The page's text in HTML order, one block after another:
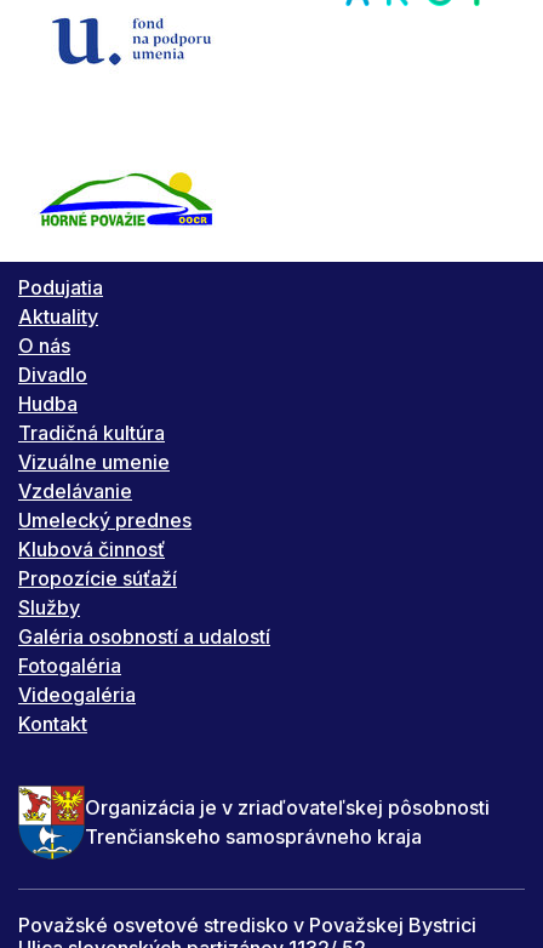
Podujatia
Aktuality
O nás
Divadlo
Hudba
Tradičná kultúra
Vizuálne umenie
Vzdelávanie
Umelecký prednes
Klubová činnosť
Propozície súťaží
Služby
Galéria osobností a udalostí
Fotogaléria
Videogaléria
Kontakt
Organizácia je v zriaďovateľskej pôsobnosti
Trenčianskeho samosprávneho kraja
Považské osvetové stredisko v Považskej Bystrici